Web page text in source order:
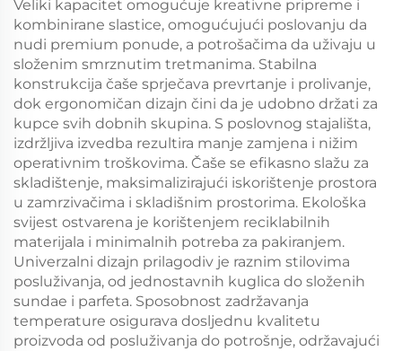
Veliki kapacitet omogućuje kreativne pripreme i
kombinirane slastice, omogućujući poslovanju da
nudi premium ponude, a potrošačima da uživaju u
složenim smrznutim tretmanima. Stabilna
konstrukcija čaše sprječava prevrtanje i prolivanje,
dok ergonomičan dizajn čini da je udobno držati za
kupce svih dobnih skupina. S poslovnog stajališta,
izdržljiva izvedba rezultira manje zamjena i nižim
operativnim troškovima. Čaše se efikasno slažu za
skladištenje, maksimalizirajući iskorištenje prostora
u zamrzivačima i skladišnim prostorima. Ekološka
svijest ostvarena je korištenjem reciklabilnih
materijala i minimalnih potreba za pakiranjem.
Univerzalni dizajn prilagodiv je raznim stilovima
posluživanja, od jednostavnih kuglica do složenih
sundae i parfeta. Sposobnost zadržavanja
temperature osigurava dosljednu kvalitetu
proizvoda od posluživanja do potrošnje, održavajući